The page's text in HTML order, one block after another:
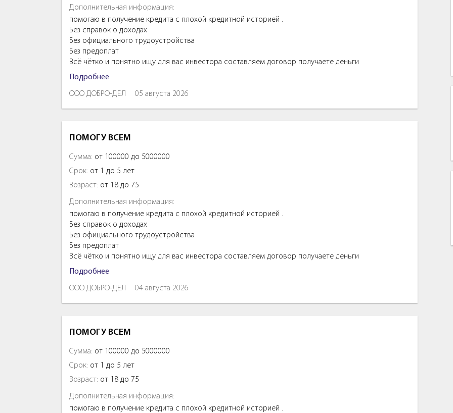
Дополнительная информация:
помогаю в получение кредита с плохой кредитной историей .
Без справок о доходах
Без официального трудоустройства
Без предоплат
Всё чётко и понятно ищу для вас инвестора составляем договор получаете деньги
Подробнее
ООО ДОБРО-ДЕЛ 05 августа 2026
ПОМОГУ ВСЕМ
Сумма: от 100000 до 5000000
Срок: от 1 до 5 лет
Возраст: от 18 до 75
Дополнительная информация:
помогаю в получение кредита с плохой кредитной историей .
Без справок о доходах
Без официального трудоустройства
Без предоплат
Всё чётко и понятно ищу для вас инвестора составляем договор получаете деньги
Подробнее
ООО ДОБРО-ДЕЛ 04 августа 2026
ПОМОГУ ВСЕМ
Сумма: от 100000 до 5000000
Срок: от 1 до 5 лет
Возраст: от 18 до 75
Дополнительная информация:
помогаю в получение кредита с плохой кредитной историей .